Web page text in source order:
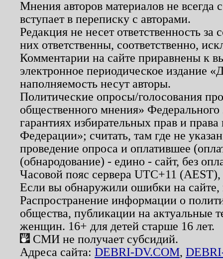
Мнения авторов материалов не
вступает в переписку с авторами.
Редакция не несет ответственность
них ответственны, соответственно,
Комментарии на сайте приравнены к
электронное периодическое издание
наполняемость несут авторы.
Политические опросы/голосования
общественного мнения»
гарантиях избирательных прав и
Федерации»; считать, там где не
проведение опроса и оплатившее
(обнародование) - едино - сайт, без
Часовой пояс сервера UTC+11
Если вы обнаружили ошибки на
Распространение информации о
общества, публикации на актуальные
женщин. 16+ для детей старше 16 лет.
СМИ не получает субсидий.
Адреса сайта: DEBRI-DV.COM,